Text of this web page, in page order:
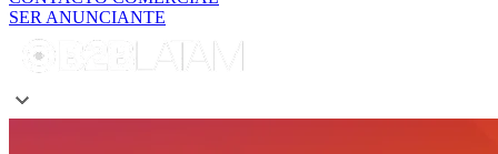
SER ANUNCIANTE